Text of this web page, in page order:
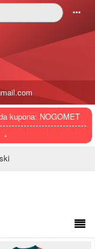
󰄒
kupona: NOGOMET